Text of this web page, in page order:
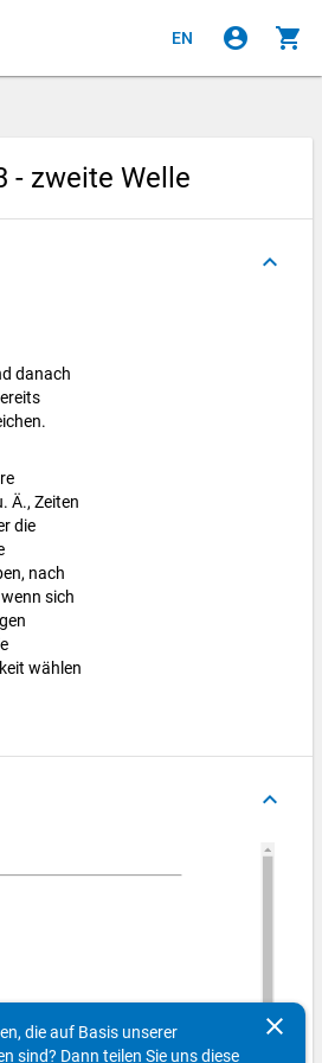
EN account_circle shopping_cart
- zweite Welle
keyboard_arrow_up
danach
Ä., Zeiten
die
nach
sich
wählen
keyboard_arrow_up
clear
die auf Basis unserer
sind? Dann teilen Sie uns diese